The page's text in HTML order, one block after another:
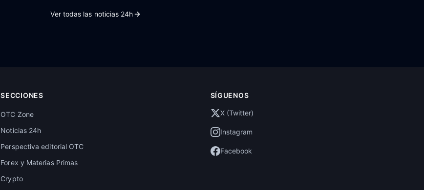
Ver todas las noticias 24h
SECCIONES
OTC Zone
Noticias 24h
Perspectiva editorial OTC
Forex y Materias Primas
Crypto
SÍGUENOS
X (Twitter)
Instagram
Facebook